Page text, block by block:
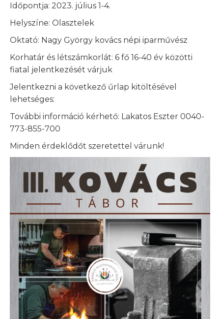
Időpontja: 2023. július 1-4.
Helyszíne: Olasztelek
Oktató: Nagy György kovács népi iparművész
Korhatár és létszámkorlát: 6 fő 16-40 év közötti
fiatal jelentkezését várjuk
Jelentkezni a következő űrlap kitöltésével
lehetséges:
További információ kérhető: Lakatos Eszter 0040-
773-855-700
Minden érdeklődőt szeretettel várunk!